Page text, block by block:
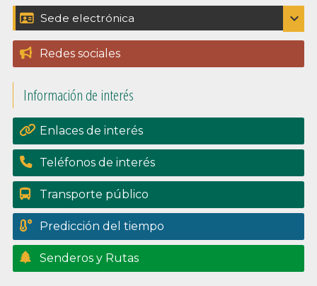
Barra
lateral
principal
Sede electrónica expand_more
Catálogo de trámites
Padrón
Perfil del contratante
Portal de transpariencia
Redes sociales
Información de interés
Enlaces de interés
Teléfonos de interés
Transporte público
Predicción del tiempo
Senderos y Rutas